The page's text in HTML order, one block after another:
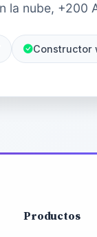
la nube,
Constructor
Productos